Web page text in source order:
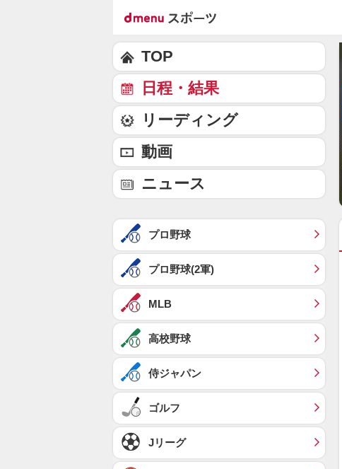
TOP
日程・結果
リーディング
動画
ニュース
プロ野球
プロ野球(2軍)
MLB
高校野球
侍ジャパン
ゴルフ
Jリーグ